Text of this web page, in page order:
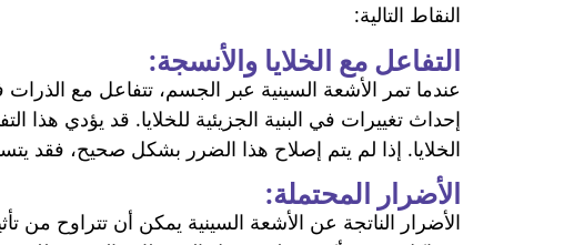
النقاط التالية:
التفاعل مع الخلايا والأنسجة:
عندما تمر الأشعة السينية عبر الجسم، تتفاعل مع
الخلايا. إذا لم يتم إصلاح هذا الضرر بشكل صحيح، فقد
الأضرار المحتملة:
الأضرار الناتجة عن الأشعة السينية يمكن أن تتراوح من